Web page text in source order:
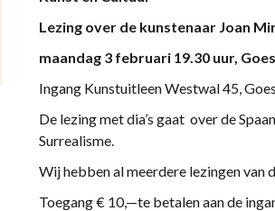
Lezing over de kunstenaar Joan
maandag 3 februari 19.30 uur, Goes
Ingang Kunstuitleen Westwal 45,
De lezing met dia’s gaat over de
Surrealisme.
Wij hebben al meerdere lezingen van
Toegang € 10,—te betalen aan de